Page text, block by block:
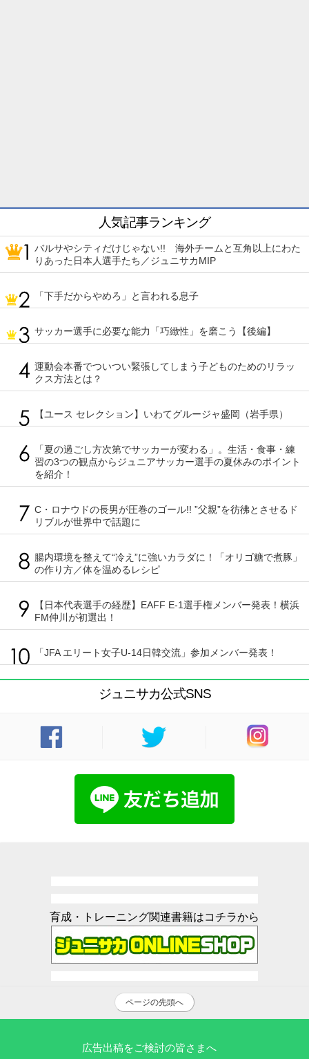
人気記事ランキング
バルサやシティだけじゃない!! 海外チームと互角以上にわた
りあった日本人選手たち／ジュニサカMIP
「下手だからやめろ」と言われる息子
サッカー選手に必要な能力「巧緻性」を磨こう【後編】
運動会本番でついつい緊張してしまう子どものためのリラッ
クス方法とは？
【ユース セレクション】いわてグルージャ盛岡（岩手県）
「夏の過ごし方次第でサッカーが変わる」。生活・食事・練
習の3つの観点からジュニアサッカー選手の夏休みのポイント
を紹介！
C・ロナウドの長男が圧巻のゴール!! ”父親”を彷彿とさせるド
リブルが世界中で話題に
腸内環境を整えて“冷え”に強いカラダに！「オリゴ糖で煮豚」
の作り方／体を温めるレシピ
【日本代表選手の経歴】EAFF E-1選手権メンバー発表！横浜
FM仲川が初選出！
「JFA エリート女子U-14日韓交流」参加メンバー発表！
ジュニサカ公式SNS
育成・トレーニング関連書籍はコチラから
ページの先頭へ
広告出稿をご検討の皆さまへ